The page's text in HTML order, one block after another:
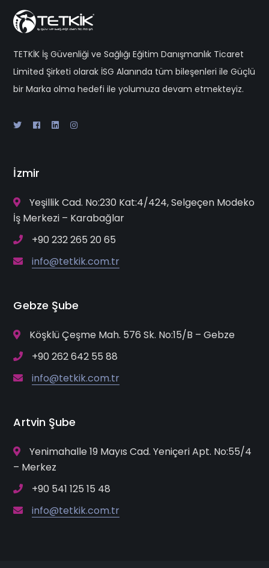
TETKİK İş Güvenliği ve Sağlığı Eğitim Danışmanlık Ticaret
Limited Şirketi olarak İSG Alanında tüm bileşenleri ile Güçlü
bir Marka olma hedefi ile yolumuza devam etmekteyiz.
İzmir
Yeşillik Cad. No:230 Kat:4/424, Selgeçen Modeko
İş Merkezi – Karabağlar
+90 232 265 20 65
info@tetkik.com.tr
Gebze Şube
Köşklü Çeşme Mah. 576 Sk. No:15/B – Gebze
+90 262 642 55 88
info@tetkik.com.tr
Artvin Şube
Yenimahalle 19 Mayıs Cad. Yeniçeri Apt. No:55/4
– Merkez
+90 541 125 15 48
info@tetkik.com.tr